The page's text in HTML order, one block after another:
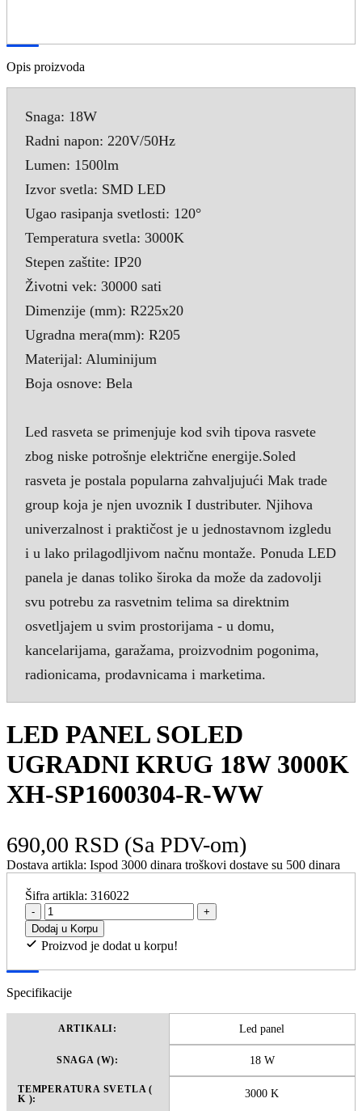
Opis proizvoda
Snaga: 18W
Radni napon: 220V/50Hz
Lumen: 1500lm
Izvor svetla: SMD LED
Ugao rasipanja svetlosti: 120°
Temperatura svetla: 3000K
Stepen zaštite: IP20
Životni vek: 30000 sati
Dimenzije (mm): R225x20
Ugradna mera(mm): R205
Materijal: Aluminijum
Boja osnove: Bela
Led rasveta se primenjuje kod svih tipova rasvete
zbog niske potrošnje električne energije.Soled
rasveta je postala popularna zahvaljujući Mak trade
group koja je njen uvoznik I dustributer. Njihova
univerzalnost i praktičost je u jednostavnom izgledu
i u lako prilagodljivom načnu montaže. Ponuda LED
panela je danas toliko široka da može da zadovolji
svu potrebu za rasvetnim telima sa direktnim
osvetljajem u svim prostorijama - u domu,
kancelarijama, garažama, proizvodnim pogonima,
radionicama, prodavnicama i marketima.
LED PANEL SOLED
UGRADNI KRUG 18W 3000K
XH-SP1600304-R-WW
690,00 RSD (Sa PDV-om)
Dostava artikla: Ispod 3000 dinara troškovi dostave su 500 dinara
Šifra artikla:316022
-
+
Dodaj u Korpu
Proizvod je dodat u korpu!
Specifikacije
ARTIKALI: Led panel
SNAGA (W): 18 W
TEMPERATURA SVETLA (
K ):
3000 K